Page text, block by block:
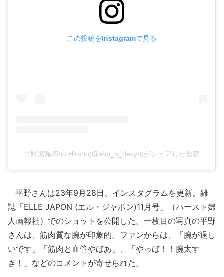
この投稿をInstagramで見る
平野紫耀/Sho Hirano(@sho_h_desyo)がシェアした投稿
平野さんは23年9月28日、インスタグラムを更新。雑
誌「ELLE JAPON (エル・ジャポン)11月号」（ハースト婦
人画報社）でのショットを公開した。一枚目の写真の平野
さんは、筋肉質な腕が印象的。ファンからは、「腕が逞し
いです」「筋肉と血管やばあ」、「やっば！！腕太す
ぎ！」などのコメントが寄せられた。